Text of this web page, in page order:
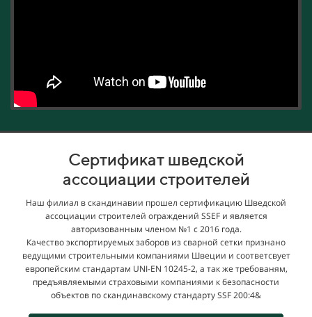
Сертификат шведской
ассоциации строителей
Наш филиал в скандинавии прошел сертификацию Шведской
ассоциации строителей ограждений SSEF и является
авторизованным членом №1 c 2016 года.
Качество экспортируемых заборов из сварной сетки признано
ведущими строительными компаниями Швеции и соответсвует
европейским стандартам UNI-EN 10245-2, а так же требованям,
предъявляемыми страховыми компаниями к безопасности
объектов по скандинавскому стандарту SSF 200:4&